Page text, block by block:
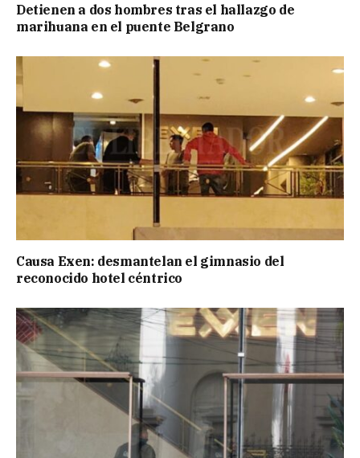
Detienen a dos hombres tras el hallazgo de
marihuana en el puente Belgrano
Causa Exen: desmantelan el gimnasio del
reconocido hotel céntrico